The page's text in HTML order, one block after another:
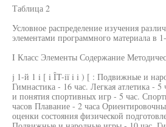
Таблица 2
Условное распределение изучения
элементами программного материала в
I Класс Элементы Содержание
j 1-й 1 i [ i ÎT-iï i i ) [ : Подвижные и
Гимнастика - 16 час. Легкая атлетика -
и понятия спортивных игр - 5 час.
часов Плавание - 2 часа
оценки состояния физической